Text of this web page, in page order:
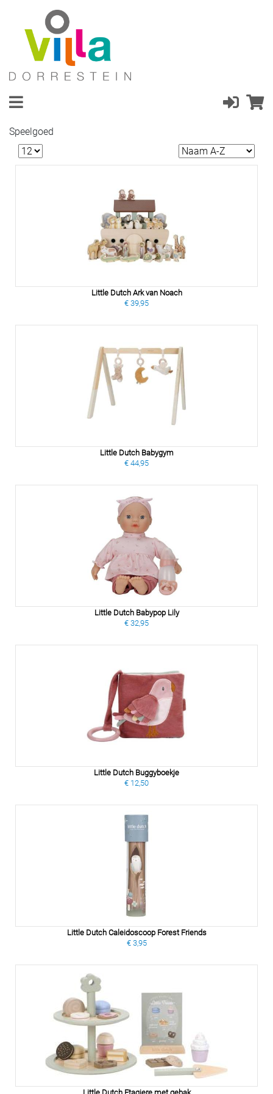
Speelgoed
Little Dutch Ark van Noach
€ 39,95
Little Dutch Babygym
€ 44,95
Little Dutch Babypop Lily
€ 32,95
Little Dutch Buggyboekje
€ 12,50
Little Dutch Caleidoscoop Forest Friends
€ 3,95